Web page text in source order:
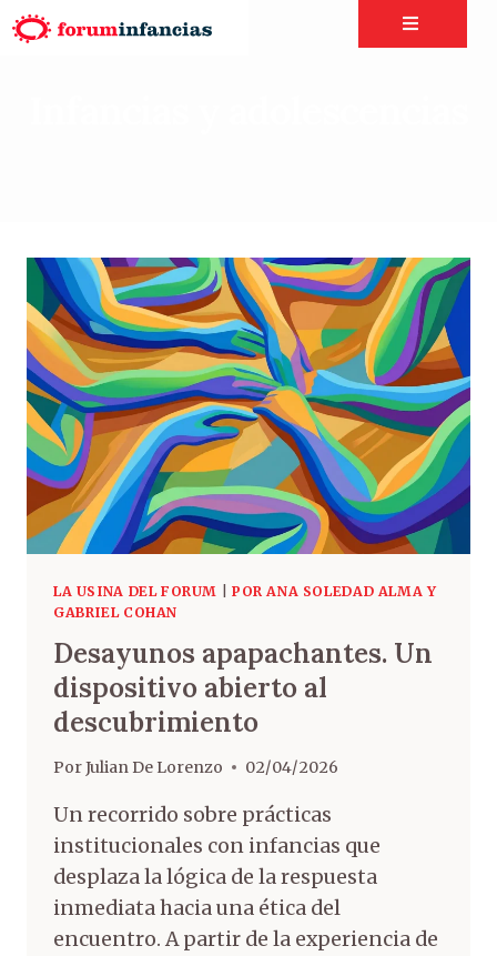
LA USINA DEL FORUM
POR ANA SOLEDAD ALMA Y
GABRIEL COHAN
Desayunos apapachantes. Un
dispositivo abierto al
descubrimiento
PorJulian De Lorenzo 02/04/2026
Un recorrido sobre prácticas
institucionales con infancias que
desplaza la lógica de la respuesta
inmediata hacia una ética del
encuentro. A partir de la experiencia de